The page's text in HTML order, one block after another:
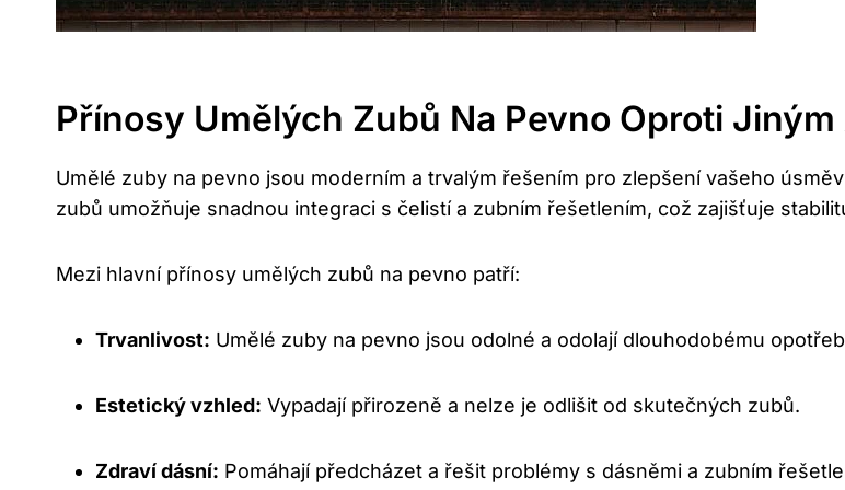
Přínosy Umělých Zubů Na Pevno Oproti
Umělé zuby na pevno jsou moderním a trvalým řešením pro zlepšení vašeho
zubů umožňuje snadnou integraci s čelistí a zubním řešetlením, což zajišťuje
Mezi hlavní přínosy umělých zubů na pevno patří:
Trvanlivost: Umělé zuby na pevno jsou odolné a odolají dlouhodobému
Estetický vzhled: Vypadají přirozeně a nelze je odlišit od skutečných zubů.
Zdraví dásní: Pomáhají předcházet a řešit problémy s dásněmi a zubním